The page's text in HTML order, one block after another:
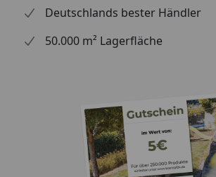
Deutschlands bester Händler
50.000 m² Lagerfläche